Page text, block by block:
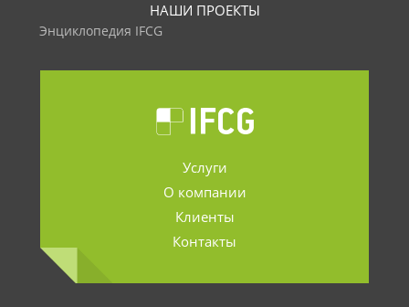
НАШИ ПРОЕКТЫ
Энциклопедия IFCG
Услуги
О компании
Клиенты
Контакты